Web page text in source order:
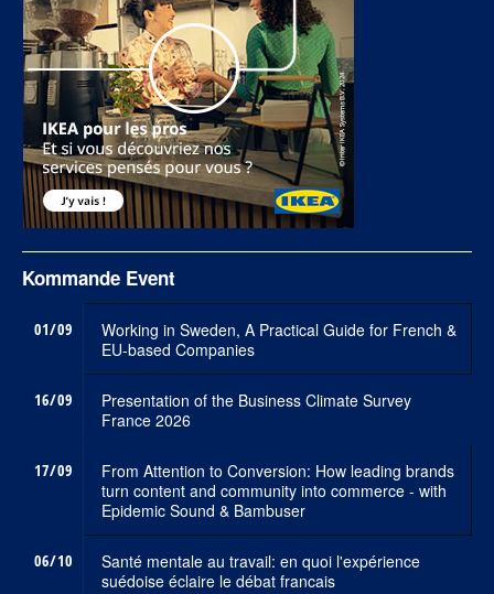
Kommande Event
01/09
Working in Sweden, A Practical Guide for French &
EU-based Companies
16/09
Presentation of the Business Climate Survey
France 2026
17/09
From Attention to Conversion: How leading brands
turn content and community into commerce - with
Epidemic Sound & Bambuser
06/10
Santé mentale au travail: en quoi l'expérience
suédoise éclaire le débat francais